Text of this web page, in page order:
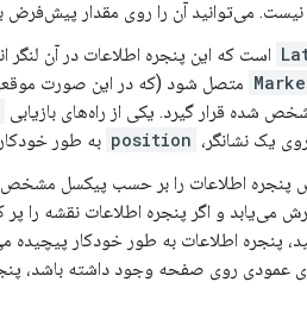
می‌توانید آن را روی مقدار پیش‌فرض
است که این پنجره اطلاعات در آن
متصل شود (که در این صورت
شده قرار گیرد. یکی از راه‌های بازیابی
یک نشانگر، position به طور
پنجره اطلاعات را بر حسب پیکسل
می‌یابد و اگر پنجره اطلاعات نقشه را
پنجره اطلاعات به طور خودکار
عمودی روی صفحه وجود داشته باشد،